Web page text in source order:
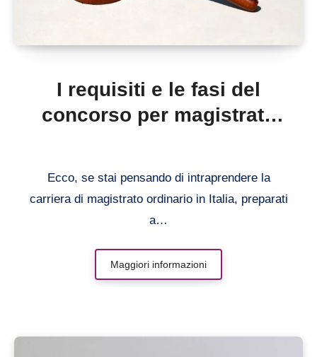
I requisiti e le fasi del
concorso per magistrato
Ecco, se stai pensando di intraprendere la
carriera di magistrato ordinario in Italia, preparati
a…
Maggiori informazioni